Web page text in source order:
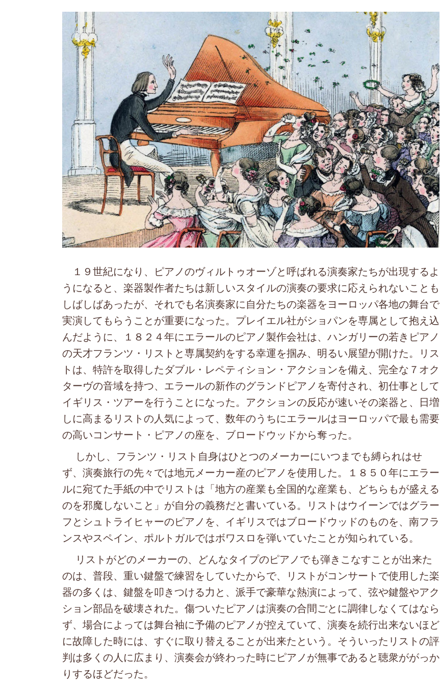
１９世紀になり、ピアノのヴィルトゥオーゾと呼ばれる演奏家たちが出現するよ
うになると、楽器製作者たちは新しいスタイルの演奏の要求に応えられないことも
しばしばあったが、それでも名演奏家に自分たちの楽器をヨーロッパ各地の舞台で
実演してもらうことが重要になった。プレイエル社がショパンを専属として抱え込
んだように、１８２４年にエラールのピアノ製作会社は、ハンガリーの若きピアノ
の天才フランツ・リストと専属契約をする幸運を掴み、明るい展望が開けた。リス
トは、特許を取得したダブル・レペティション・アクションを備え、完全な７オク
ターヴの音域を持つ、エラールの新作のグランドピアノを寄付され、初仕事として
イギリス・ツアーを行うことになった。アクションの反応が速いその楽器と、日増
しに高まるリストの人気によって、数年のうちにエラールはヨーロッパで最も需要
の高いコンサート・ピアノの座を、ブロードウッドから奪った。
しかし、フランツ・リスト自身はひとつのメーカーにいつまでも縛られはせ
ず、演奏旅行の先々では地元メーカー産のピアノを使用した。１８５０年にエラー
ルに宛てた手紙の中でリストは「地方の産業も全国的な産業も、どちらもが盛える
のを邪魔しないこと」が自分の義務だと書いている。リストはウイーンではグラー
フとシュトライヒャーのピアノを、イギリスではブロードウッドのものを、南フラ
ンスやスペイン、ポルトガルではボワスロを弾いていたことが知られている。
リストがどのメーカーの、どんなタイプのピアノでも弾きこなすことが出来た
のは、普段、重い鍵盤で練習をしていたからで、リストがコンサートで使用した楽
器の多くは、鍵盤を叩きつける力と、派手で豪華な熱演によって、弦や鍵盤やアク
ション部品を破壊された。傷ついたピアノは演奏の合間ごとに調律しなくてはなら
ず、場合によっては舞台袖に予備のピアノが控えていて、演奏を続行出来ないほど
に故障した時には、すぐに取り替えることが出来たという。そういったリストの評
判は多くの人に広まり、演奏会が終わった時にピアノが無事であると聴衆ががっか
りするほどだった。